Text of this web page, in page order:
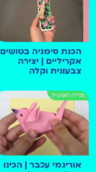
הכנת סימניה בטושים
אקריליים | יצירה
צבעונית וקלה
אוריגמי עכבר | הכינו